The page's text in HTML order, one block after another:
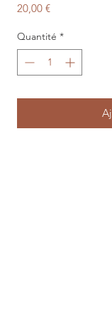
20,00 €Prix
Quantité *